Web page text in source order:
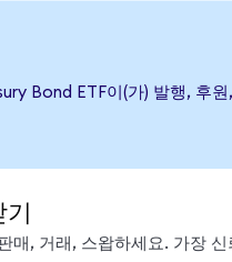
Bond ETF이(가) 발행, 후
매, 거래, 스왑하세요. 가장